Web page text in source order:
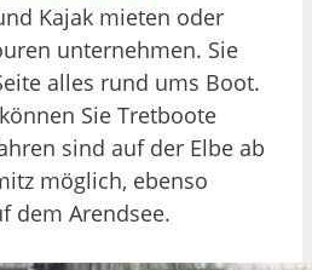
Kajak mieten oder
unternehmen. Sie
alles rund ums Boot.
Sie Tretboote
sind auf der Elbe ab
möglich, ebenso
dem Arendsee.